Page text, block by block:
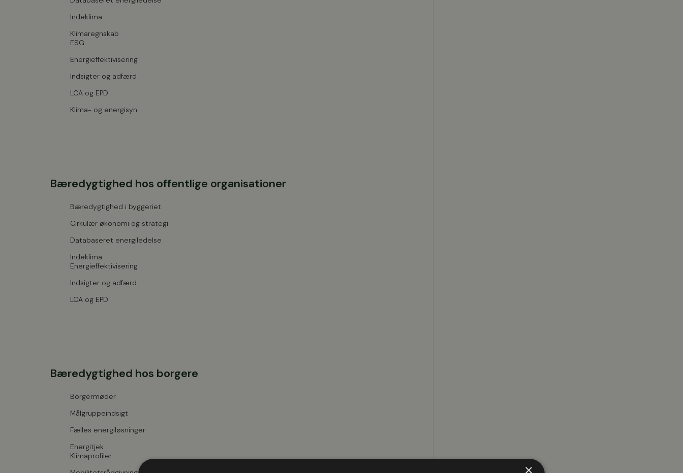
Indeklima
Klimaregnskab
ESG
Energieffektivisering
Indsigter og adfærd
LCA og EPD
Klima- og energisyn
Bæredygtighed hos offentlige organisationer
Bæredygtighed i byggeriet
Cirkulær økonomi og strategi
Databaseret energiledelse
Indeklima
Energieffektivisering
Indsigter og adfærd
LCA og EPD
Bæredygtighed hos borgere
Borgermøder
Målgruppeindsigt
Fælles energiløsninger
Energitjek
Klimaprofiler
×